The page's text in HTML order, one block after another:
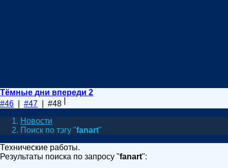
Тёмные дни впереди 2
#46
#47 | #48
Новости
Поиск по тэгу "fanart"
Технические работы.
Результаты поиска по запросу "fanart":